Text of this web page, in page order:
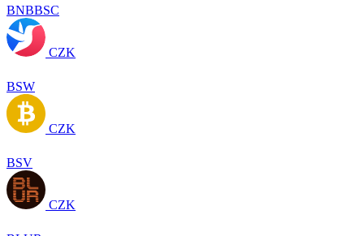
BNBBSC
CZK
BSW
CZK
BSV
CZK